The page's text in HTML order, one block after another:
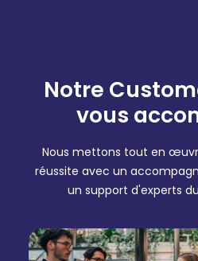
Notre
vous
Nous mettons tout en
réussite avec un
un support d'experts